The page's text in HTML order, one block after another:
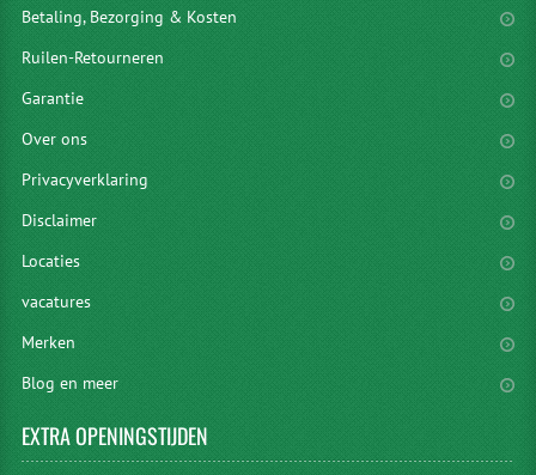
Betaling, Bezorging & Kosten
Ruilen-Retourneren
Garantie
Over ons
Privacyverklaring
Disclaimer
Locaties
vacatures
Merken
Blog en meer
EXTRAOPENINGSTIJDEN